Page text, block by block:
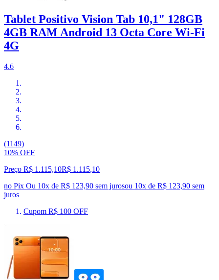
Tablet Positivo Vision Tab 10,1" 128GB
4GB RAM Android 13 Octa Core Wi-Fi
4G
4.6
(1149)
10% OFF
Preço R$ 1.115,10R$ 1.115,10
no Pix Ou 10x de R$ 123,90 sem jurosou 10x de R$ 123,90 sem
juros
Cupom R$ 100 OFF